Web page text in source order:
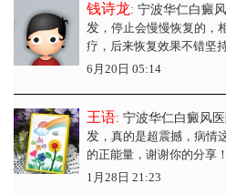
钱诗龙: 宁波华仁白癜
发，停止会慢慢恢复的，
疗，后来恢复效果不错坚
6月20日 05:14
王语: 宁波华仁白癜风
发，真的是超震撼，病情
的正能量，谢谢你的分享！
1月28日 21:23